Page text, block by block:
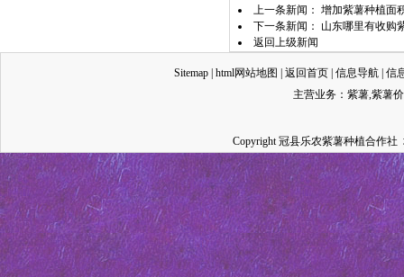
上一条新闻： 增加紫薯种植面
下一条新闻：
山东哪里有收购
返回上级新闻
Sitemap| html网站地图 返回首页| 信息导航| 信
主营业务： 紫薯,紫薯
Copyright 冠县乐农紫薯种植合作